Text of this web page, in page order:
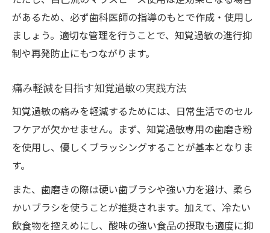
があるため、必ず歯科医師の指導のもとで作成・使用し
ましょう。適切な管理を行うことで、知覚過敏の進行抑
制や再発防止にもつながります。
痛み軽減を目指す知覚過敏の実践方法
知覚過敏の痛みを軽減するためには、日常生活でのセル
フケアが欠かせません。まず、知覚過敏専用の歯磨き粉
を使用し、優しくブラッシングすることが基本となりま
す。
また、歯磨きの際は硬い歯ブラシや強い力を避け、柔ら
かいブラシを使うことが推奨されます。加えて、冷たい
飲食物を控えめにし、酸味の強い食品の摂取も適度に抑